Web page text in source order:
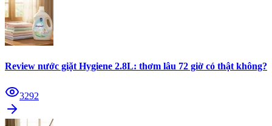
Review nước giặt Hygiene 2.8L: thơm lâu 72 giờ có thật không?
3292